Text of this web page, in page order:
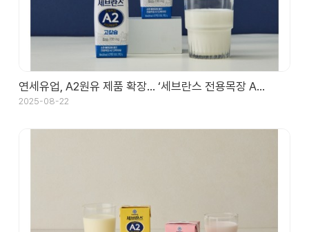
연세유업, A2원유 제품 확장… ‘세브란스 전용목장 A…
2025-08-22